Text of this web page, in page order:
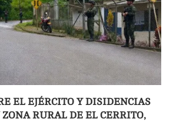
EL EJÉRCITO Y DISIDENCIAS
RURAL DE EL CERRITO,